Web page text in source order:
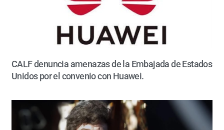
CALF denuncia amenazas de la Embajada de Estados
Unidos por el convenio con Huawei.